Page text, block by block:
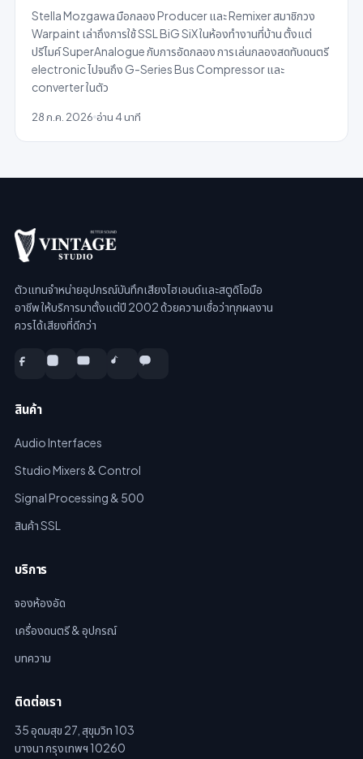
Stella Mozgawa มือกลอง Producer และ Remixer สมาชิกวง
Warpaint เล่าถึงการใช้ SSL BiG SiX ในห้องทำงานที่บ้าน ตั้งแต่
ปรีไมค์ SuperAnalogue กับการอัดกลอง การเล่นกลองสดทับดนตรี
electronic ไปจนถึง G-Series Bus Compressor และ
converter ในตัว
28 ก.ค. 2026 อ่าน 4 นาที
ตัวแทนจำหน่ายอุปกรณ์บันทึกเสียงไฮเอนด์และสตูดิโอมือ
อาชีพ ให้บริการมาตั้งแต่ปี 2002 ด้วยความเชื่อว่าทุกผลงาน
ควรได้เสียงที่ดีกว่า
สินค้า
Audio Interfaces
Studio Mixers & Control
Signal Processing & 500
สินค้า SSL
บริการ
จองห้องอัด
เครื่องดนตรี & อุปกรณ์
บทความ
ติดต่อเรา
35 อุดมสุข 27, สุขุมวิท 103
บางนา กรุงเทพฯ 10260